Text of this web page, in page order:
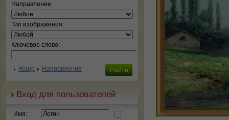
Направление:
Тип изображения:
Ключевое слово:
Жанр Направления
Вход для пользователей
Имя: